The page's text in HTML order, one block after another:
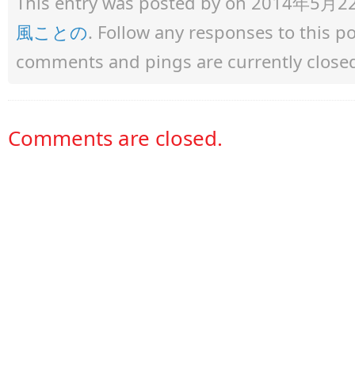
風ことの. Follow any responses to this
comments and pings are currently
Comments are closed.